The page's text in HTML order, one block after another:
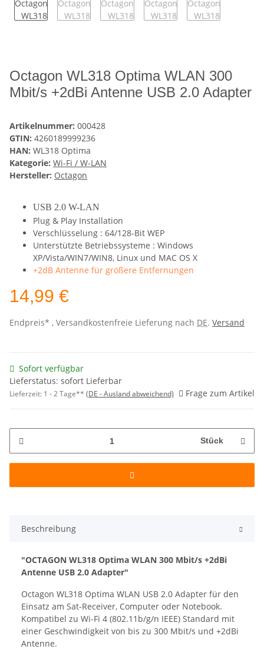
Octagon WL318 Optima WLAN 300
Mbit/s +2dBi Antenne USB 2.0 Adapter
Artikelnummer: 000428
GTIN: 4260189999236
HAN: WL318 Optima
Kategorie: Wi-Fi / W-LAN
Hersteller: Octagon
USB 2.0 W-LAN
Plug & Play Installation
Verschlüsselung : 64/128-Bit WEP
Unterstützte Betriebssysteme : Windows
XP/Vista/WIN7/WIN8, Linux und MAC OS X
+2dB Antenne für größere Entfernungen
14,99 €
Endpreis* , Versandkostenfreie Lieferung nach DE. Versand
Sofort verfügbar
Lieferstatus: sofort Lieferbar
Lieferzeit: 1 - 2 Tage** (DE - Ausland abweichend) Frage zum Artikel
Stück
Beschreibung
"OCTAGON WL318 Optima WLAN 300 Mbit/s +2dBi
Antenne USB 2.0 Adapter"
Octagon WL318 Optima WLAN USB 2.0 Adapter für den
Einsatz am Sat-Receiver, Computer oder Notebook.
Kompatibel zu Wi-Fi 4 (802.11b/g/n IEEE) Standard mit
einer Geschwindigkeit von bis zu 300 Mbit/s und +2dBi
Antenne.